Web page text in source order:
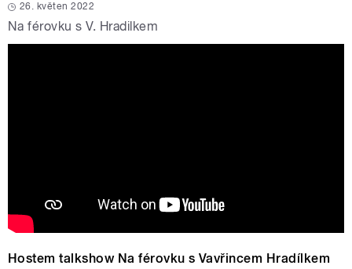
26. květen 2022
Na férovku s V. Hradilkem
Hostem talkshow Na férovku s Vavřincem Hradílkem